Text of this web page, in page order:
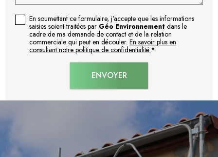
En soumettant ce formulaire, j'accepte que les informations
saisies soient traitées par Géo Environnement dans le
cadre de ma demande de contact et de la relation
commerciale qui peut en découler.En savoir plus en
consultant notre politique de confidentialité.*